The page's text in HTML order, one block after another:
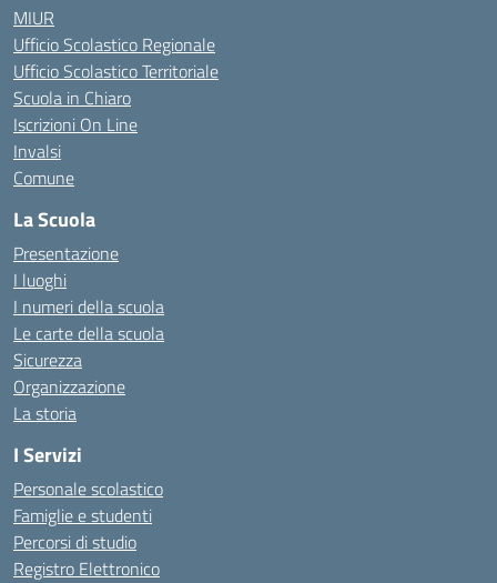
MIUR
Ufficio Scolastico Regionale
Ufficio Scolastico Territoriale
Scuola in Chiaro
Iscrizioni On Line
Invalsi
Comune
La Scuola
Presentazione
I luoghi
I numeri della scuola
Le carte della scuola
Sicurezza
Organizzazione
La storia
I Servizi
Personale scolastico
Famiglie e studenti
Percorsi di studio
Registro Elettronico